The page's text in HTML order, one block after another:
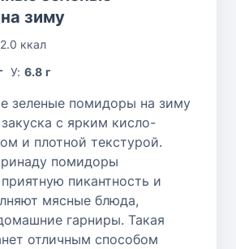
зиму
ккал
У: 6.8 г
зеленые помидоры на зиму
с ярким кисло-
и плотной текстурой.
помидоры
пикантность и
мясные блюда,
гарниры. Такая
отличным способом